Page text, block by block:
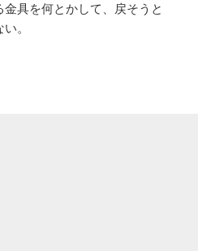
具を何とかして、戻そうと
。